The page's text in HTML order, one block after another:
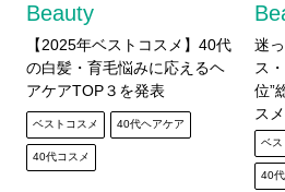
Beauty
【2025年ベストコスメ】40代
の白髪・育毛悩みに応えるヘ
アケアTOP３を発表
ベストコスメ 40代ヘアケア
40代コスメ
迷
ス
位”
スメ
ベス
40